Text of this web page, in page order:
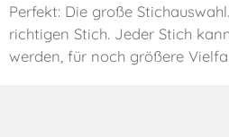
Perfekt: Die große
richtigen Stich. Jeder Stich
werden, für noch größere